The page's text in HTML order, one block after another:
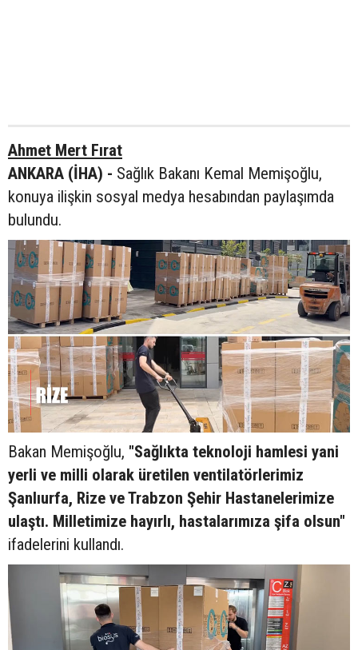
Ahmet Mert Fırat
ANKARA (İHA) - Sağlık Bakanı Kemal Memişoğlu,
konuya ilişkin sosyal medya hesabından paylaşımda
bulundu.
Bakan Memişoğlu, "Sağlıkta teknoloji hamlesi yani
yerli ve milli olarak üretilen ventilatörlerimiz
Şanlıurfa, Rize ve Trabzon Şehir Hastanelerimize
ulaştı. Milletimize hayırlı, hastalarımıza şifa olsun"
ifadelerini kullandı.